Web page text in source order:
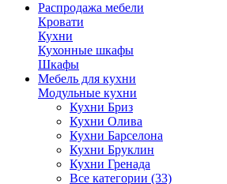
Распродажа мебели
Кровати
Кухни
Кухонные шкафы
Шкафы
Мебель для кухни
Модульные кухни
Кухни Бриз
Кухни Олива
Кухни Барселона
Кухни Бруклин
Кухни Гренада
Все категории (33)